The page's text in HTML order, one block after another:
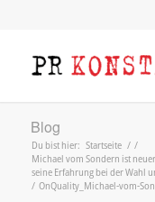
Blog
Du bist hier: Startseite / /
Michael vom Sondern ist
seine Erfahrung bei der Wahl
/ OnQuality_Michael-vom-